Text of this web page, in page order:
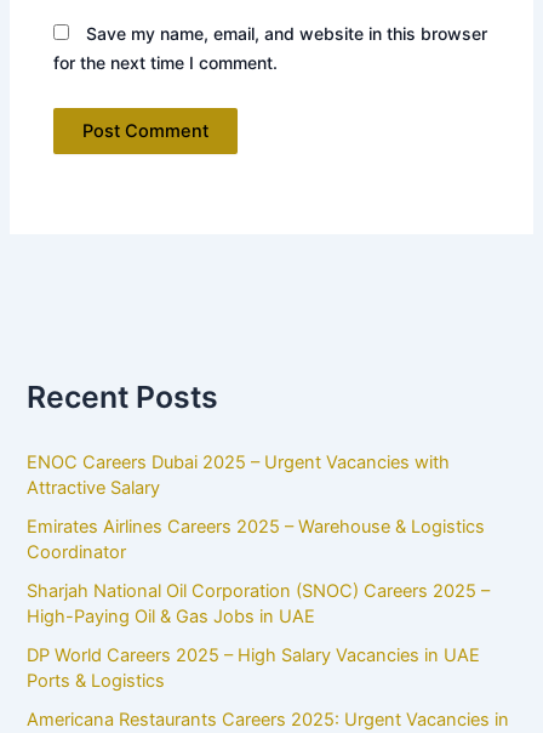
Save my name, email, and website in this browser
for the next time I comment.
Recent Posts
ENOC Careers Dubai 2025 – Urgent Vacancies with
Attractive Salary
Emirates Airlines Careers 2025 – Warehouse & Logistics
Coordinator
Sharjah National Oil Corporation (SNOC) Careers 2025 –
High-Paying Oil & Gas Jobs in UAE
DP World Careers 2025 – High Salary Vacancies in UAE
Ports & Logistics
Americana Restaurants Careers 2025: Urgent Vacancies in